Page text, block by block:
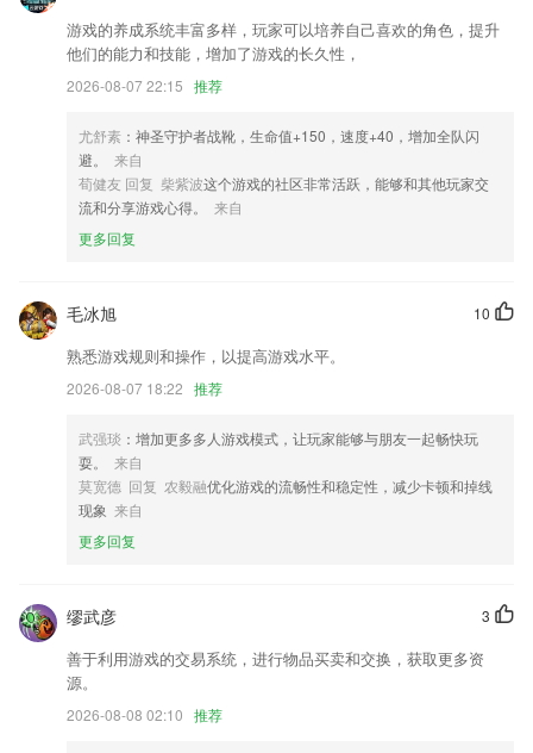
专业顾问在线一对一回复，高效便捷。
修改注销流程
优化搜索功能，更精准找书；
跟进记录新支持语音录入
联系我们
以上就是五张牌跑得快下载的介绍，如果您喜欢这款软件，您可以到应用
商店进行打分评论，说出您的使用经历，以帮助我们更好的对产品进行优
化修改。
游戏的养成系统丰富多样，玩家可以培养自己喜欢的角色，提升
他们的能力和技能，增加了游戏的长久性，
2026-08-07 22:15 推荐
尤舒素 ：神圣守护者战靴，生命值+150，速度+40，增加全队闪
避。
来自
荀健友 回复 柴紫波这个游戏的社区非常活跃，能够和其他玩家交
流和分享游戏心得。
来自
更多回复
10
毛冰旭
熟悉游戏规则和操作，以提高游戏水平。
2026-08-07 18:22 推荐
武强琰 ：增加更多多人游戏模式，让玩家能够与朋友一起畅快玩
耍。
来自
莫宽德 回复 农毅融优化游戏的流畅性和稳定性，减少卡顿和掉线
现象 来自
更多回复
3
缪武彦
善于利用游戏的交易系统，进行物品买卖和交换，获取更多资
源。
2026-08-08 02:10 推荐